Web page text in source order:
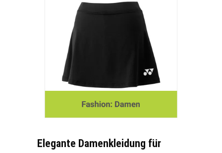
Elegante Damenkleidung für